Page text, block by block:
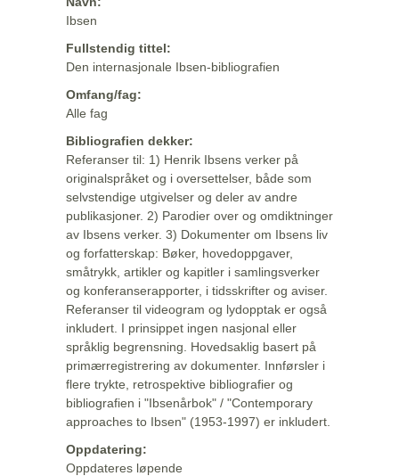
Ibsen
Fullstendig tittel:
Den internasjonale Ibsen-bibliografien
Omfang/fag:
Alle fag
Bibliografien dekker:
Referanser til: 1) Henrik Ibsens verker på
originalspråket og i oversettelser, både som
selvstendige utgivelser og deler av andre
publikasjoner. 2) Parodier over og omdiktninger
av Ibsens verker. 3) Dokumenter om Ibsens liv
og forfatterskap: Bøker, hovedoppgaver,
småtrykk, artikler og kapitler i samlingsverker
og konferanserapporter, i tidsskrifter og aviser.
Referanser til videogram og lydopptak er også
inkludert. I prinsippet ingen nasjonal eller
språklig begrensning. Hovedsaklig basert på
primærregistrering av dokumenter. Innførsler i
flere trykte, retrospektive bibliografier og
bibliografien i "Ibsenårbok" / "Contemporary
approaches to Ibsen" (1953-1997) er inkludert.
Oppdatering:
Oppdateres løpende